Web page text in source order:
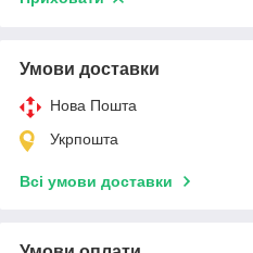
Умови доставки
Нова Пошта
Укрпошта
Всі умови доставки